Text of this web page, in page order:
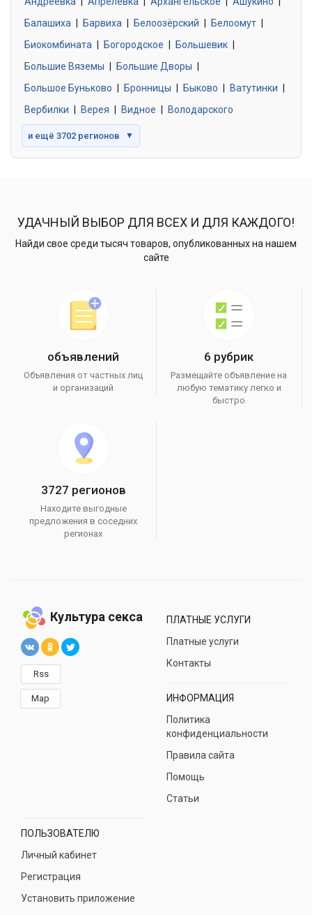
Знакомства без обязательств
0 объявлений
Балашиха
Барвиха Белоозёрский Белоомут
Биокомбината
Богородское Большевик
Большие Вяземы
Большие Дворы
Большое Буньково
Бронницы Быково Ватутинки
Вербилки
Верея Видное Володарского
и ещё 3702 регионов ▼
УДАЧНЫЙ ВЫБОР ДЛЯ ВСЕХ И ДЛЯ КАЖДОГО!
Найди свое среди тысяч товаров, опубликованных на нашем
сайте
объявлений
Объявления от частных лиц
и организаций
6 рубрик
Размещайте объявление на
любую тематику легко и
быстро
3727 регионов
Находите выгодные
предложения в соседних
регионах
Культура секса
Rss
Map
ПЛАТНЫЕ УСЛУГИ
Платные услуги
Контакты
ИНФОРМАЦИЯ
Политика
конфиденциальности
Правила сайта
Помощь
Статьи
ПОЛЬЗОВАТЕЛЮ
Личный кабинет
Регистрация
Установить приложение